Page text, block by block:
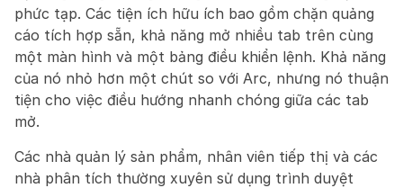
phức tạp. Các tiện ích hữu ích bao gồm chặn quảng
cáo tích hợp sẵn, khả năng mở nhiều tab trên cùng
một màn hình và một bảng điều khiển lệnh. Khả năng
của nó nhỏ hơn một chút so với Arc, nhưng nó thuận
tiện cho việc điều hướng nhanh chóng giữa các tab
mở.
Các nhà quản lý sản phẩm, nhân viên tiếp thị và các
nhà phân tích thường xuyên sử dụng trình duyệt